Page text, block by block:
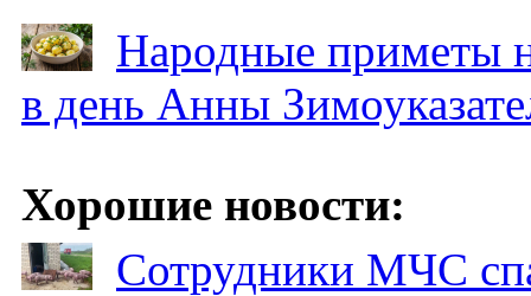
Народные приметы
в день Анны
Хорошие новости:
Сотрудники МЧС